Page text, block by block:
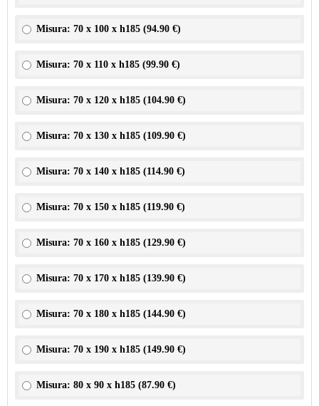
Misura: 70 x 100 x h185 (94.90 €)
Misura: 70 x 110 x h185 (99.90 €)
Misura: 70 x 120 x h185 (104.90 €)
Misura: 70 x 130 x h185 (109.90 €)
Misura: 70 x 140 x h185 (114.90 €)
Misura: 70 x 150 x h185 (119.90 €)
Misura: 70 x 160 x h185 (129.90 €)
Misura: 70 x 170 x h185 (139.90 €)
Misura: 70 x 180 x h185 (144.90 €)
Misura: 70 x 190 x h185 (149.90 €)
Misura: 80 x 90 x h185 (87.90 €)